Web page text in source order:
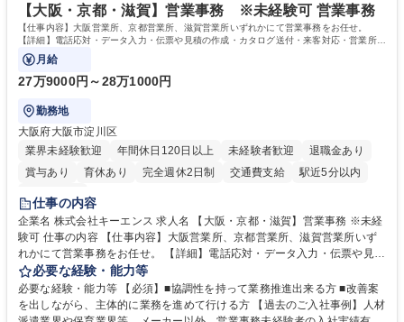
を込めてコミュニケーションをとりながら広報関連業務を行っておりま
す。 学歴・資格 学歴：大学院 大学 高専 短大 専修学校 高校 語学力： 資
格：
【大阪・京都・滋賀】営業事務 ※未経験可 営業事務
【仕事内容】大阪営業所、京都営業所、滋賀営業所いずれかにて営業事務をお任せ。
【詳細】電話応対・データ入力・伝票や見積の作成・カタログ送付・来客対応・営業所内
で発生する事務業務や業務改善をお任せ。
月給
27万9000円～28万1000円
勤務地
大阪府大阪市淀川区
業界未経験歓迎
年間休日120日以上 未経験者歓迎
退職金あり
賞与あり
育休あり 完全週休2日制 交通費支給
駅近5分以内
土日祝休み
仕事の内容
企業名 株式会社キーエンス 求人名 【大阪・京都・滋賀】営業事務 ※未経
験可 仕事の内容 【仕事内容】大阪営業所、京都営業所、滋賀営業所いず
れかにて営業事務をお任せ。 【詳細】電話応対・データ入力・伝票や見積
の作成・カタログ送付・来客対応・営業所内で発生する事務業務や業務改
善をお任せ。 【教育制度】ご入社後、育成担当とペアになりながらOJTに
て業務を覚えていただくことが可能です。業務システムがきちんと構築さ
れているため、スムーズに仕事に慣れることができる環境です。また、
必要な経験・能力等
必要な経験・能力等 【必須】■協調性を持って業務推進出来る方 ■改善案
を出しながら、主体的に業務を進めて行ける方 【過去のご入社事例】人材